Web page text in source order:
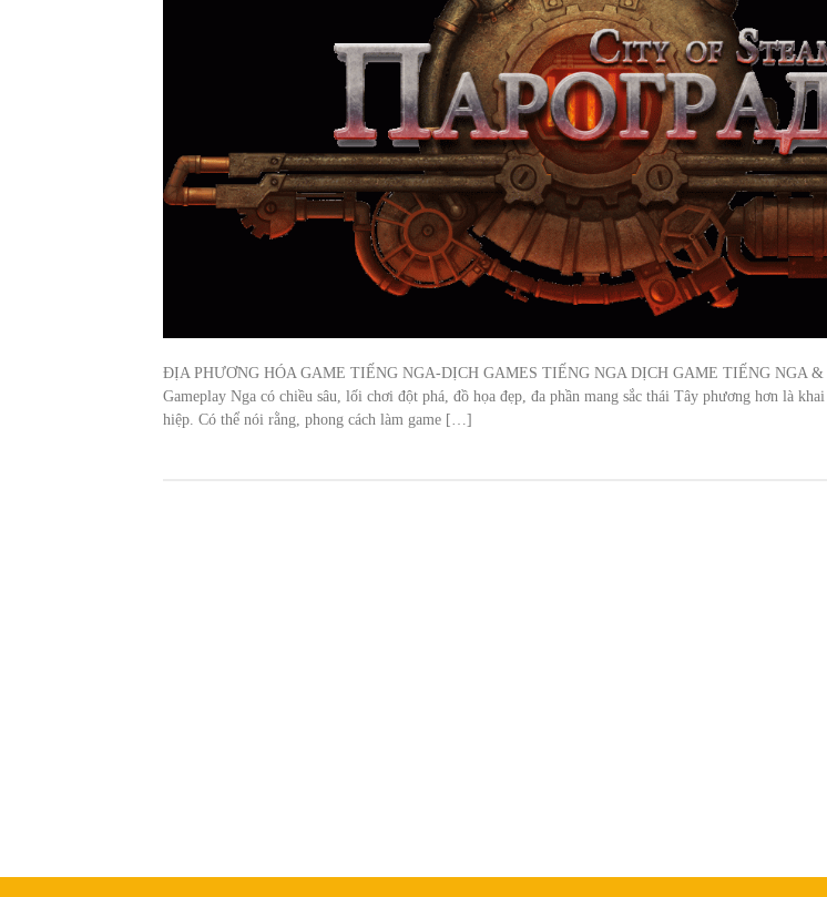
ĐỊA PHƯƠNG HÓA GAME TIẾNG NGA-DỊCH GAMES TIẾNG NGA DỊCH GAME TIẾNG NGA
Gameplay Nga có chiều sâu, lối chơi đột phá, đồ họa đẹp, đa phần mang sắc thái Tây phương hơn là
hiệp. Có thể nói rằng, phong cách làm game […]